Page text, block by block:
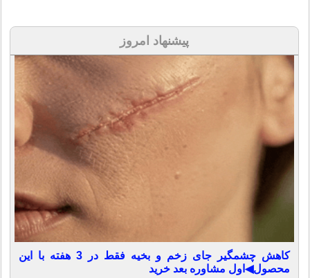
پیشنهاد امروز
کاهش چشمگیر جای زخم و بخیه فقط در 3 هفته با این
محصول◀اول مشاوره بعد خرید